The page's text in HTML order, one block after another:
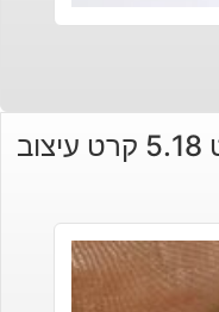
אבן חן: לשיבוץ לברדורייט 5.18 קרט עיצוב